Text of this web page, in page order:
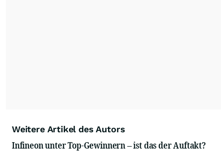
Weitere Artikel des Autors
Infineon unter Top-Gewinnern – ist das der Auftakt?